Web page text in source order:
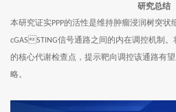
研究总结
本研究证实PPP的活性是维持肿瘤浸润树突状
cGASSTING信号通路之间的内在调控机制。
的核心代谢检查点，提示靶向调控该通路有
略。